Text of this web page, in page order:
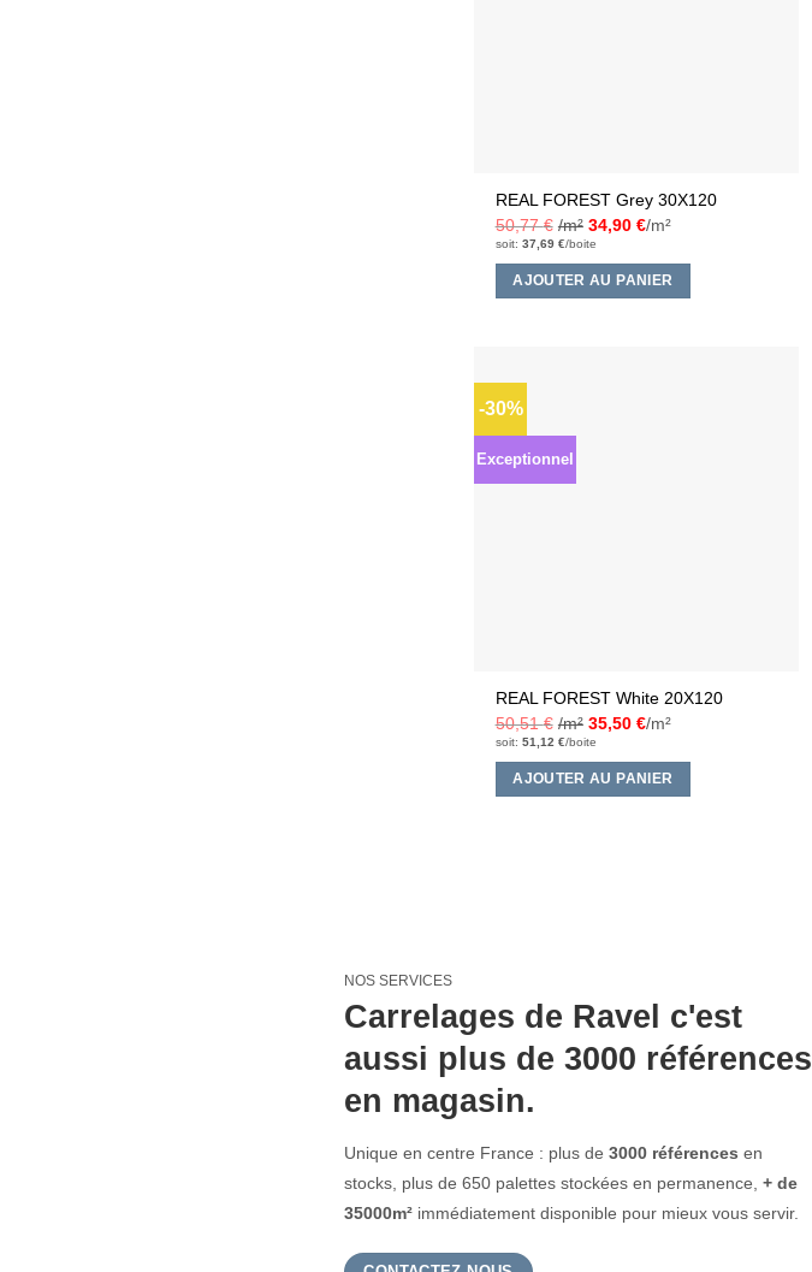
REAL FOREST Grey 30X120
50,77€ /m² 34,90 €/m²
soit: 37,69 €/boite
AJOUTER AU PANIER
-30%
Exceptionnel
REAL FOREST White 20X120
50,51€ /m² 35,50 €/m²
soit: 51,12 €/boite
AJOUTER AU PANIER
NOS SERVICES
Carrelages de Ravel c'est
aussi plus de 3000 références
en magasin.
Unique en centre France : plus de3000 références en
stocks, plus de 650 palettes stockées en permanence,+ de
35000m² immédiatement disponible pour mieux vous servir.